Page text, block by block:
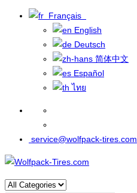
Français
English
Deutsch
简体中文
Español
ไทย
service@wolfpack-tires.com